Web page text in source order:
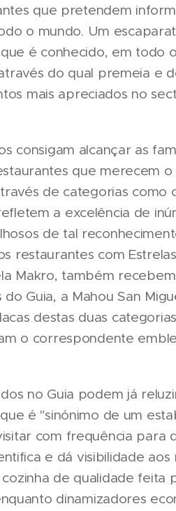
que pretendem
o mundo. Um
é conhecido, em todo
do qual premeia e
mais apreciados no
consigam alcançar as
que merecem
de categorias como
a excelência de
de tal
restaurantes com
Makro, também recebem
Guia, a Mahou San
destas duas
o correspondente
no Guia podem já
é "sinónimo de um
com frequência para
e dá visibilidade aos
de qualidade feita
dinamizadores